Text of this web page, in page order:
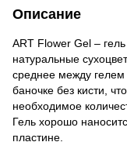
Описание
ART Flower Gel –
натуральные
среднее между гелем
баночке без кисти,
необходимое
Гель хорошо
пластине.